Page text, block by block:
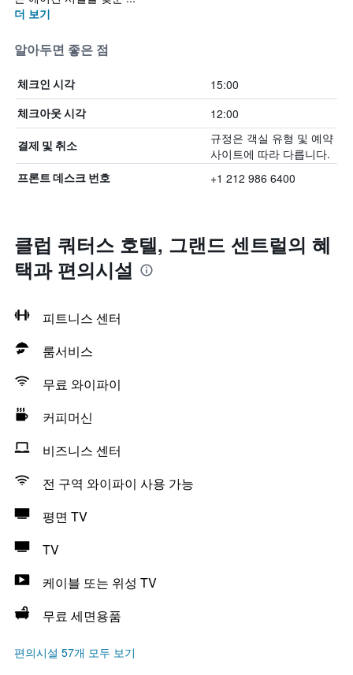
더 보기
알아두면 좋은 점
체크인 시각 15:00
체크아웃 시각 12:00
결제 및 취소
규정은 객실 유형 및 예약
사이트에 따라 다릅니다.
프론트 데스크 번호 +1 212 986 6400
클럽 쿼터스 호텔, 그랜드 센트럴의 혜
택​과 편의시설
피트니스 센터
룸서비스
무료 와이파이
커피머신
비즈니스 센터
전 구역 와이파이 사용 가능
평면 TV
TV
케이블 또는 위성 TV
무료 세면용품
편의시설 57개 모두 보기